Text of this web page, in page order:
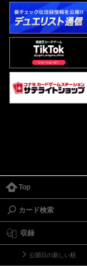
Top
カード検索
収録
公開日の新しい順